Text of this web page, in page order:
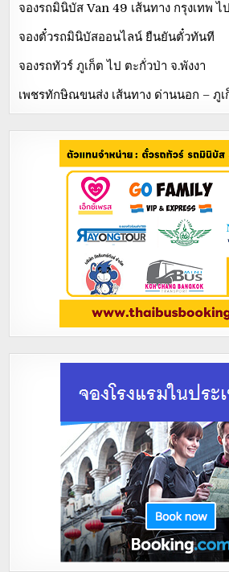
จองรถมินิบัส Van 49 เส้นทาง กรุงเทพ ไ
จองตั๋วรถมินิบัสออนไลน์ ยืนยันตั๋วทันที
จองรถทัวร์ ภูเก็ต ไป ตะกั่วป่า จ.พังงา
เพชรทักษิณขนส่ง เส้นทาง ด่านนอก – ภูเ